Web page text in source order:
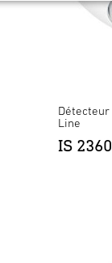
Line
IS